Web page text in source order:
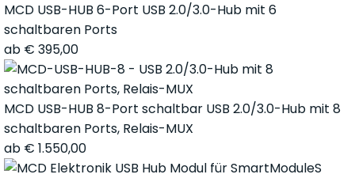
MCD USB-HUB 6-Port USB 2.0/3.0-Hub mit 6
schaltbaren Ports
ab € 395,00
MCD USB-HUB 8-Port schaltbar USB 2.0/3.0-Hub mit 8
schaltbaren Ports, Relais-MUX
ab € 1.550,00